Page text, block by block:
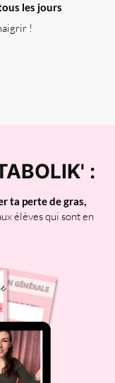
les jours
!
:
ta perte de gras,
élèves qui sont en